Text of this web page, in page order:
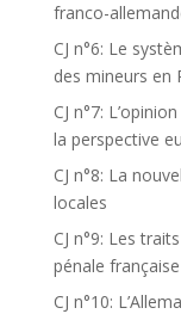
franco-
CJ n°6: Le
des mineurs en
CJ n°7:
la perspective
CJ n°8: La
locales
CJ n°9: Les
pénale française
CJ n°10: